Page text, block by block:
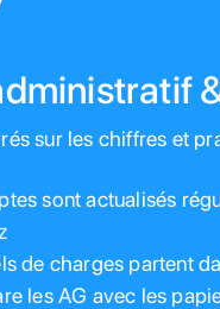
sur les chiffres et
sont actualisés
de charges partent
les AG avec les